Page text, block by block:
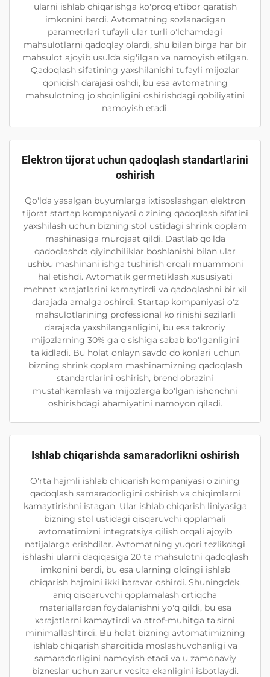
ularni ishlab chiqarishga ko'proq e'tibor qaratish
imkonini berdi. Avtomatning sozlanadigan
parametrlari tufayli ular turli o'lchamdagi
mahsulotlarni qadoqlay olardi, shu bilan birga har bir
mahsulot ajoyib usulda sig'ilgan va namoyish etilgan.
Qadoqlash sifatining yaxshilanishi tufayli mijozlar
qoniqish darajasi oshdi, bu esa avtomatning
mahsulotning jo'shqinligini oshirishdagi qobiliyatini
namoyish etadi.
Elektron tijorat uchun qadoqlash standartlarini
oshirish
Qo'lda yasalgan buyumlarga ixtisoslashgan elektron
tijorat startap kompaniyasi o'zining qadoqlash sifatini
yaxshilash uchun bizning stol ustidagi shrink qoplam
mashinasiga murojaat qildi. Dastlab qo'lda
qadoqlashda qiyinchiliklar boshlanishi bilan ular
ushbu mashinani ishga tushirish orqali muammoni
hal etishdi. Avtomatik germetiklash xususiyati
mehnat xarajatlarini kamaytirdi va qadoqlashni bir xil
darajada amalga oshirdi. Startap kompaniyasi o'z
mahsulotlarining professional ko'rinishi sezilarli
darajada yaxshilanganligini, bu esa takroriy
mijozlarning 30% ga o'sishiga sabab bo'lganligini
ta'kidladi. Bu holat onlayn savdo do'konlari uchun
bizning shrink qoplam mashinamizning qadoqlash
standartlarini oshirish, brend obrazini
mustahkamlash va mijozlarga bo'lgan ishonchni
oshirishdagi ahamiyatini namoyon qiladi.
Ishlab chiqarishda samaradorlikni oshirish
O'rta hajmli ishlab chiqarish kompaniyasi o'zining
qadoqlash samaradorligini oshirish va chiqimlarni
kamaytirishni istagan. Ular ishlab chiqarish liniyasiga
bizning stol ustidagi qisqaruvchi qoplamali
avtomatimizni integratsiya qilish orqali ajoyib
natijalarga erishdilar. Avtomatning yuqori tezlikdagi
ishlashi ularni daqiqasiga 20 ta mahsulotni qadoqlash
imkonini berdi, bu esa ularning oldingi ishlab
chiqarish hajmini ikki baravar oshirdi. Shuningdek,
aniq qisqaruvchi qoplamalash ortiqcha
materiallardan foydalanishni yo'q qildi, bu esa
xarajatlarni kamaytirdi va atrof-muhitga ta'sirni
minimallashtirdi. Bu holat bizning avtomatimizning
ishlab chiqarish sharoitida moslashuvchanligi va
samaradorligini namoyish etadi va u zamonaviy
bizneslar uchun zarur vosita ekanligini isbotlaydi.